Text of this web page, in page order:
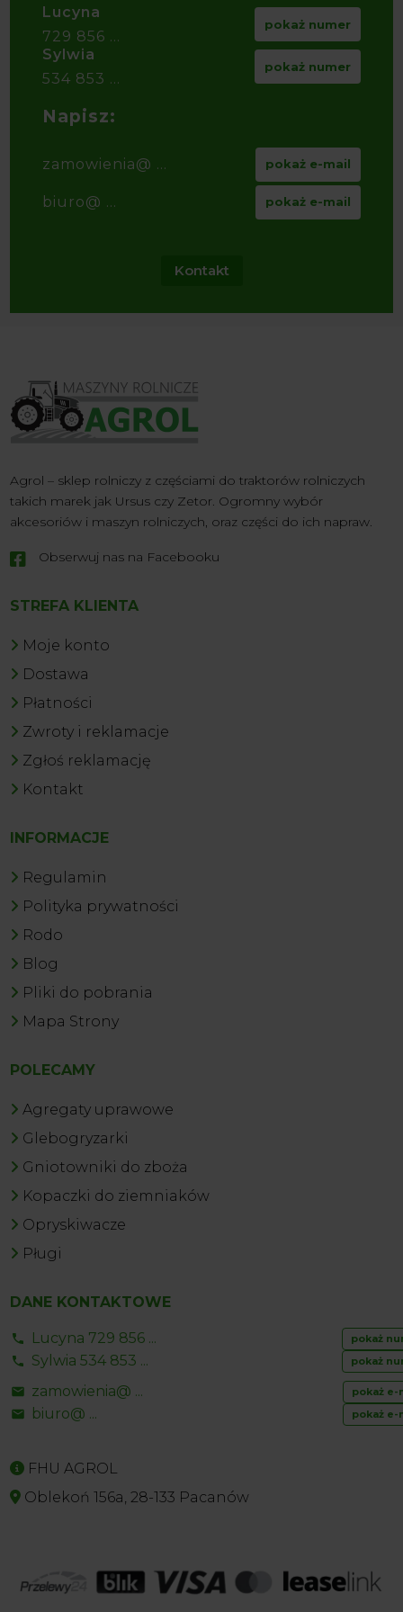
Lucyna
729 856 ...
pokaż numer
Sylwia
534 853 ...
pokaż numer
Napisz:
zamowienia@ ... pokaż e-mail
biuro@ ... pokaż e-mail
Kontakt
Agrol – sklep rolniczy z częściami do traktorów rolniczych
takich marek jak Ursus czy Zetor. Ogromny wybór
akcesoriów i maszyn rolniczych, oraz części do ich napraw.
 Obserwuj nas na Facebooku
STREFA KLIENTA
Moje konto
Dostawa
Płatności
Zwroty i reklamacje
Zgłoś reklamację
Kontakt
INFORMACJE
Regulamin
Polityka prywatności
Rodo
Blog
Pliki do pobrania
Mapa Strony
POLECAMY
Agregaty uprawowe
Glebogryzarki
Gniotowniki do zboża
Kopaczki do ziemniaków
Opryskiwacze
Pługi
DANE KONTAKTOWE
Lucyna 729 856 ... pokaż
Sylwia 534 853 ... pokaż
zamowienia@ ... pokaż e-
biuro@ ... pokaż e-
FHU AGROL
Oblekoń 156a, 28-133 Pacanów